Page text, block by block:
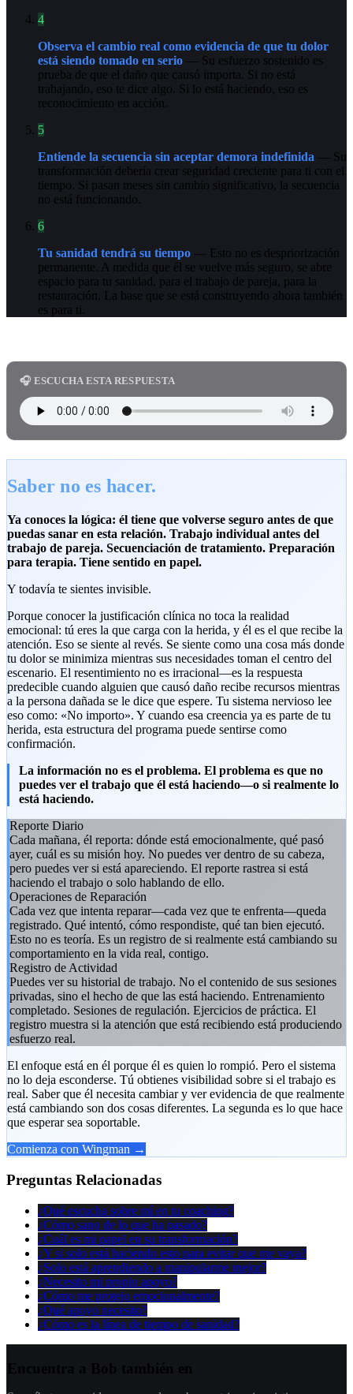
4
Observa el cambio real como evidencia de que tu dolor
está siendo tomado en serio — Su esfuerzo sostenido es
prueba de que el daño que causó importa. Si no está
trabajando, eso te dice algo. Si lo está haciendo, eso es
reconocimiento en acción.
5
Entiende la secuencia sin aceptar demora indefinida — Su
transformación debería crear seguridad creciente para ti con el
tiempo. Si pasan meses sin cambio significativo, la secuencia
no está funcionando.
6
Tu sanidad tendrá su tiempo — Esto no es despriorización
permanente. A medida que él se vuelve más seguro, se abre
espacio para tu sanidad, para el trabajo de pareja, para la
restauración. La base que se está construyendo ahora también
es para ti.
🎧 ESCUCHA ESTA RESPUESTA
Saber no es hacer.
Ya conoces la lógica: él tiene que volverse seguro antes de que
puedas sanar en esta relación. Trabajo individual antes del
trabajo de pareja. Secuenciación de tratamiento. Preparación
para terapia. Tiene sentido en papel.
Y todavía te sientes invisible.
Porque conocer la justificación clínica no toca la realidad
emocional: tú eres la que carga con la herida, y él es el que recibe la
atención. Eso se siente al revés. Se siente como una cosa más donde
tu dolor se minimiza mientras sus necesidades toman el centro del
escenario. El resentimiento no es irracional—es la respuesta
predecible cuando alguien que causó daño recibe recursos mientras
a la persona dañada se le dice que espere. Tu sistema nervioso lee
eso como: «No importo». Y cuando esa creencia ya es parte de tu
herida, esta estructura del programa puede sentirse como
confirmación.
La información no es el problema. El problema es que no
puedes ver el trabajo que él está haciendo—o si realmente lo
está haciendo.
Reporte Diario
Cada mañana, él reporta: dónde está emocionalmente, qué pasó
ayer, cuál es su misión hoy. No puedes ver dentro de su cabeza,
pero puedes ver si está apareciendo. El reporte rastrea si está
haciendo el trabajo o solo hablando de ello.
Operaciones de Reparación
Cada vez que intenta reparar—cada vez que te enfrenta—queda
registrado. Qué intentó, cómo respondiste, qué tan bien ejecutó.
Esto no es teoría. Es un registro de si realmente está cambiando su
comportamiento en la vida real, contigo.
Registro de Actividad
Puedes ver su historial de trabajo. No el contenido de sus sesiones
privadas, sino el hecho de que las está haciendo. Entrenamiento
completado. Sesiones de regulación. Ejercicios de práctica. El
registro muestra si la atención que está recibiendo está produciendo
esfuerzo real.
El enfoque está en él porque él es quien lo rompió. Pero el sistema
no lo deja esconderse. Tú obtienes visibilidad sobre si el trabajo es
real. Saber que él necesita cambiar y ver evidencia de que realmente
está cambiando son dos cosas diferentes. La segunda es lo que hace
que esperar sea soportable.
Comienza con Wingman →
Preguntas Relacionadas
¿Qué escucha sobre mí en tu coaching?
¿Cómo sano de lo que ha pasado?
¿Cuál es mi papel en su transformación?
¿Y si solo está haciendo esto para evitar que me vaya?
¿Solo está aprendiendo a manipularme mejor?
¿Necesito mi propio apoyo?
¿Cómo me protejo emocionalmente?
¿Qué apoyo necesito?
¿Cómo es la línea de tiempo de sanidad?